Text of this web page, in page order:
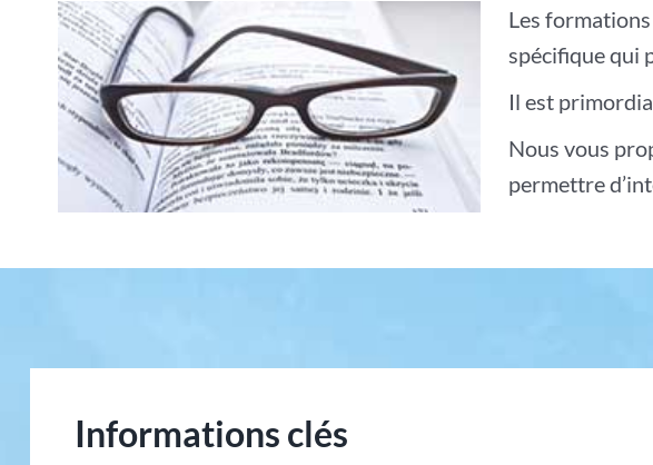
Les
spécifique qui
Il est
Nous vous
permettre
Informations clés